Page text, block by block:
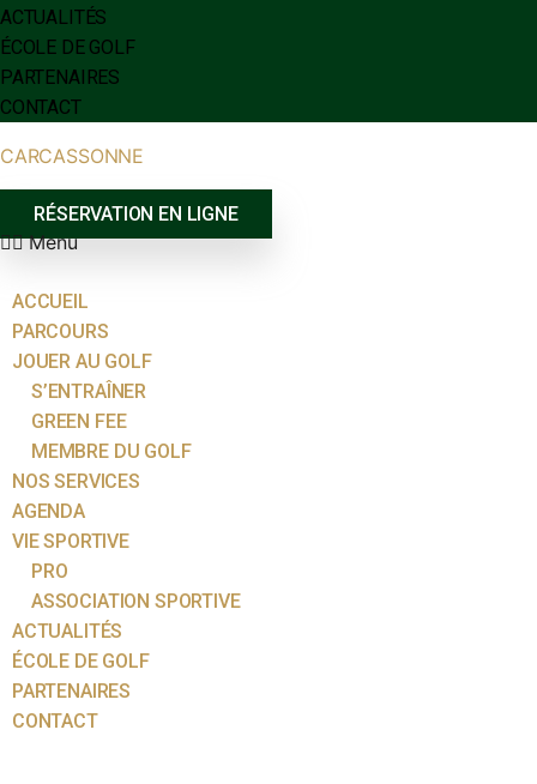
ACTUALITÉS
ÉCOLE DE GOLF
PARTENAIRES
CONTACT
CARCASSONNE
RÉSERVATION EN LIGNE
Menu
ACCUEIL
PARCOURS
JOUER AU GOLF
S’ENTRAÎNER
GREEN FEE
MEMBRE DU GOLF
NOS SERVICES
AGENDA
VIE SPORTIVE
PRO
ASSOCIATION SPORTIVE
ACTUALITÉS
ÉCOLE DE GOLF
PARTENAIRES
CONTACT